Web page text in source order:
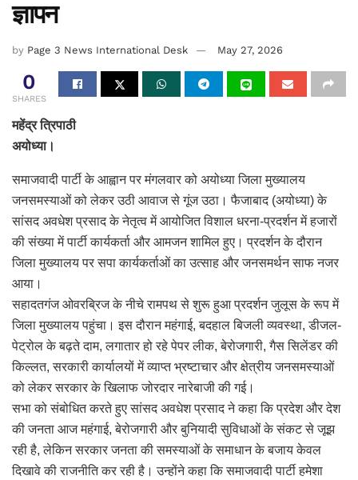
ज्ञापन
by Page 3 News International Desk May 27, 2026
0
SHARES
महेंद्र त्रिपाठी
अयोध्या।
समाजवादी पार्टी के आह्वान पर मंगलवार को अयोध्या जिला मुख्यालय
जनसमस्याओं को लेकर उठी आवाज से गूंज उठा। फैजाबाद (अयोध्या) के
सांसद अवधेश प्रसाद के नेतृत्व में आयोजित विशाल धरना-प्रदर्शन में हजारों
की संख्या में पार्टी कार्यकर्ता और आमजन शामिल हुए। प्रदर्शन के दौरान
जिला मुख्यालय पर सपा कार्यकर्ताओं का उत्साह और जनसमर्थन साफ नजर
आया।
सहादतगंज ओवरब्रिज के नीचे रामपथ से शुरू हुआ प्रदर्शन जुलूस के रूप में
जिला मुख्यालय पहुंचा। इस दौरान महंगाई, बदहाल बिजली व्यवस्था, डीजल-
पेट्रोल के बढ़ते दाम, लगातार हो रहे पेपर लीक, बेरोजगारी, गैस सिलेंडर की
किल्लत, सरकारी कार्यालयों में व्याप्त भ्रष्टाचार और क्षेत्रीय जनसमस्याओं
को लेकर सरकार के खिलाफ जोरदार नारेबाजी की गई।
सभा को संबोधित करते हुए सांसद अवधेश प्रसाद ने कहा कि प्रदेश और देश
की जनता आज महंगाई, बेरोजगारी और बुनियादी सुविधाओं के संकट से जूझ
रही है, लेकिन सरकार जनता की समस्याओं के समाधान के बजाय केवल
दिखावे की राजनीति कर रही है। उन्होंने कहा कि समाजवादी पार्टी हमेशा